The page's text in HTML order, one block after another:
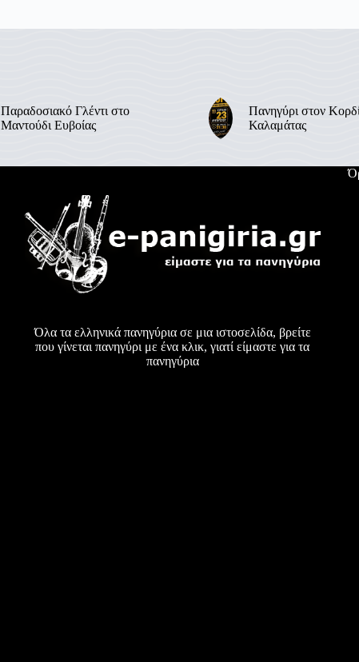
Παραδοσιακό Γλέντι στο
Μαντούδι Ευβοίας
Πανηγύρι στον
Καλαμάτας
Όλα τα ελληνικά πανηγύρια σε μια ιστοσελίδα, βρείτε
που γίνεται πανηγύρι με ένα κλικ, γιατί είμαστε για τα
πανηγύρια